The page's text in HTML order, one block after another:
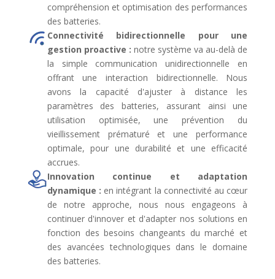
compréhension et optimisation des performances
des batteries.
Connectivité bidirectionnelle pour une
gestion proactive : notre système va au-delà de
la simple communication unidirectionnelle en
offrant une interaction bidirectionnelle. Nous
avons la capacité d'ajuster à distance les
paramètres des batteries, assurant ainsi une
utilisation optimisée, une prévention du
vieillissement prématuré et une performance
optimale, pour une durabilité et une efficacité
accrues.
Innovation continue et adaptation
dynamique : en intégrant la connectivité au cœur
de notre approche, nous nous engageons à
continuer d'innover et d'adapter nos solutions en
fonction des besoins changeants du marché et
des avancées technologiques dans le domaine
des batteries.